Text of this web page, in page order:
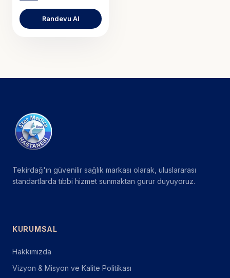
Randevu Al
Tekirdağ'ın güvenilir sağlık markası olarak, uluslararası
standartlarda tıbbi hizmet sunmaktan gurur duyuyoruz.
KURUMSAL
Hakkımızda
Vizyon & Misyon ve Kalite Politikası